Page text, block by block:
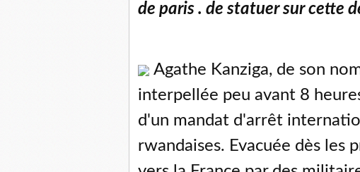
de paris . de statuer sur cette
Agathe Kanziga, de son
interpellée peu avant 8
d'un mandat d'arrêt
rwandaises. Evacuée dès les